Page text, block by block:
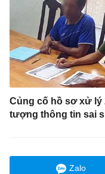
Củng cố hồ sơ xử lý
tượng thông tin sai
Zalo